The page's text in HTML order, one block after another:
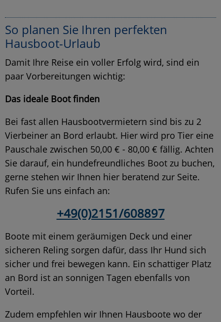
So planen Sie Ihren perfekten
Hausboot-Urlaub
Damit Ihre Reise ein voller Erfolg wird, sind ein
paar Vorbereitungen wichtig:
Das ideale Boot finden
Bei fast allen Hausbootvermietern sind bis zu 2
Vierbeiner an Bord erlaubt. Hier wird pro Tier eine
Pauschale zwischen 50,00 € - 80,00 € fällig. Achten
Sie darauf, ein hundefreundliches Boot zu buchen,
gerne stehen wir Ihnen hier beratend zur Seite.
Rufen Sie uns einfach an:
+49(0)2151/608897
Boote mit einem geräumigen Deck und einer
sicheren Reling sorgen dafür, dass Ihr Hund sich
sicher und frei bewegen kann. Ein schattiger Platz
an Bord ist an sonnigen Tagen ebenfalls von
Vorteil.
Zudem empfehlen wir Ihnen Hausboote wo der